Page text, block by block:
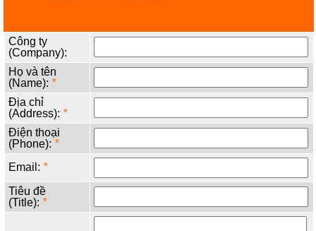
Công ty
(Company):
Họ và tên
(Name): *
Địa chỉ
(Address): *
Điện thoại
(Phone): *
Email: *
Tiêu đề
(Title): *